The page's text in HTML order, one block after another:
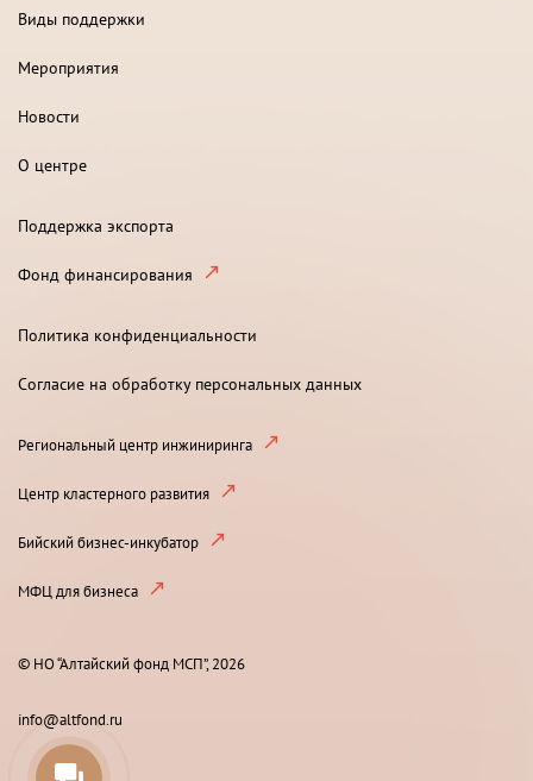
Виды поддержки
Мероприятия
Новости
О центре
Поддержка экспорта
Фонд финансирования
Политика конфиденциальности
Согласие на обработку персональных данных
Региональный центр инжиниринга
Центр кластерного развития
Бийский бизнес-инкубатор
МФЦ для бизнеса
© НО “Алтайский фонд МСП”, 2026
info@altfond.ru